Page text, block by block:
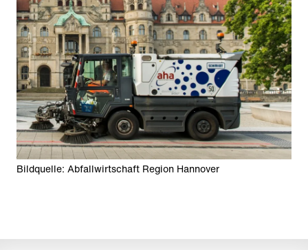
Bildquelle: Abfallwirtschaft Region Hannover